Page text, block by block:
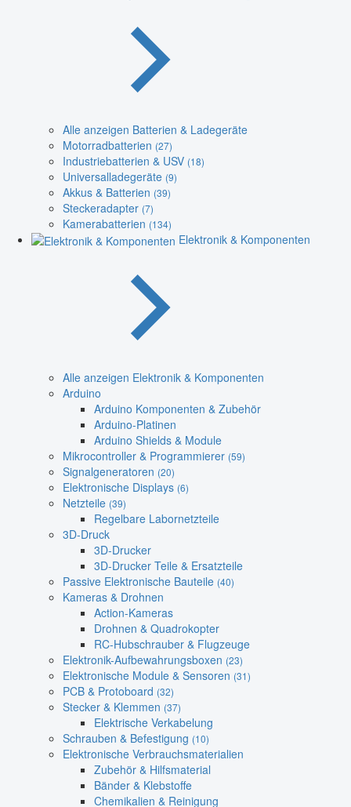
Alle anzeigen Batterien & Ladegeräte
Motorradbatterien (27)
Industriebatterien & USV (18)
Universalladegeräte (9)
Akkus & Batterien (39)
Steckeradapter (7)
Kamerabatterien (134)
Elektronik & Komponenten
Alle anzeigen Elektronik & Komponenten
Arduino
Arduino Komponenten & Zubehör
Arduino-Platinen
Arduino Shields & Module
Mikrocontroller & Programmierer (59)
Signalgeneratoren (20)
Elektronische Displays (6)
Netzteile (39)
Regelbare Labornetzteile
3D-Druck
3D-Drucker
3D-Drucker Teile & Ersatzteile
Passive Elektronische Bauteile (40)
Kameras & Drohnen
Action-Kameras
Drohnen & Quadrokopter
RC-Hubschrauber & Flugzeuge
Elektronik-Aufbewahrungsboxen (23)
Elektronische Module & Sensoren (31)
PCB & Protoboard (32)
Stecker & Klemmen (37)
Elektrische Verkabelung
Schrauben & Befestigung (10)
Elektronische Verbrauchsmaterialien
Zubehör & Hilfsmaterial
Bänder & Klebstoffe
Chemikalien & Reinigung